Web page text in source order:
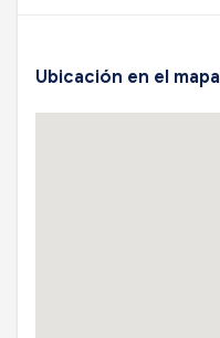
Ubicación en el mapa